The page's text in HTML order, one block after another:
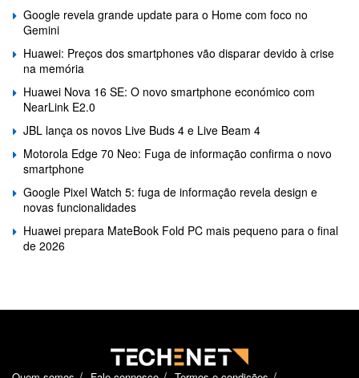
Google revela grande update para o Home com foco no
Gemini
Huawei: Preços dos smartphones vão disparar devido à crise
na memória
Huawei Nova 16 SE: O novo smartphone económico com
NearLink E2.0
JBL lança os novos Live Buds 4 e Live Beam 4
Motorola Edge 70 Neo: Fuga de informação confirma o novo
smartphone
Google Pixel Watch 5: fuga de informação revela design e
novas funcionalidades
Huawei prepara MateBook Fold PC mais pequeno para o final
de 2026